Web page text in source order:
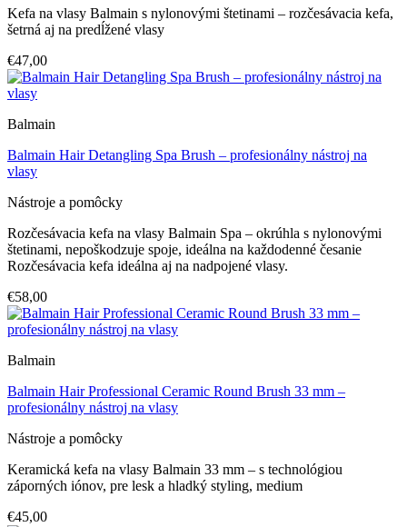
Kefa na vlasy Balmain s nylonovými štetinami – rozčesávacia kefa,
šetrná aj na predĺžené vlasy
€47,00
Balmain
Balmain Hair Detangling Spa Brush – profesionálny nástroj na
vlasy
Nástroje a pomôcky
Rozčesávacia kefa na vlasy Balmain Spa – okrúhla s nylonovými
štetinami, nepoškodzuje spoje, ideálna na každodenné česanie
Rozčesávacia kefa ideálna aj na nadpojené vlasy.
€58,00
Balmain
Balmain Hair Professional Ceramic Round Brush 33 mm –
profesionálny nástroj na vlasy
Nástroje a pomôcky
Keramická kefa na vlasy Balmain 33 mm – s technológiou
záporných iónov, pre lesk a hladký styling, medium
€45,00